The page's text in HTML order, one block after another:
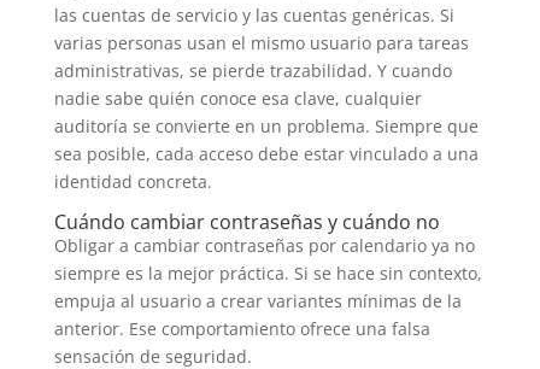
las cuentas de servicio y las cuentas genéricas. Si
varias personas usan el mismo usuario para tareas
administrativas, se pierde trazabilidad. Y cuando
nadie sabe quién conoce esa clave, cualquier
auditoría se convierte en un problema. Siempre que
sea posible, cada acceso debe estar vinculado a una
identidad concreta.
Cuándo cambiar contraseñas y cuándo no
Obligar a cambiar contraseñas por calendario ya no
siempre es la mejor práctica. Si se hace sin contexto,
empuja al usuario a crear variantes mínimas de la
anterior. Ese comportamiento ofrece una falsa
sensación de seguridad.